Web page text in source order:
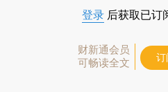
登录 后获取已订
财新通会员
可畅读全文
订